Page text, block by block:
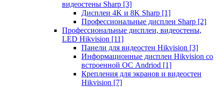
видеостены Sharp [3]
Дисплеи 4K и 8K Sharp [1]
Профессиональные дисплеи Sharp [2]
Профессиональные дисплеи, видеостены,
LED Hikvision [11]
Панели для видеостен Hikvision [3]
Информационные дисплеи Hikvision со
встроенной ОС Andriod [1]
Крепления для экранов и видеостен
Hikvision [7]